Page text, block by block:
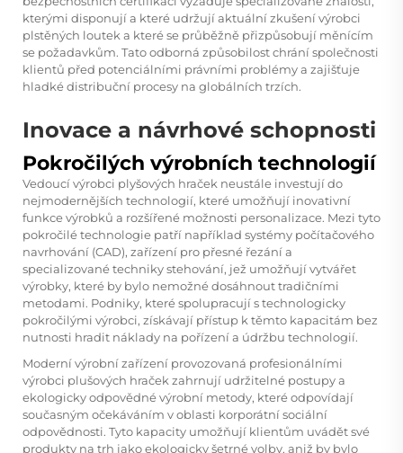
kterými disponují a které udržují aktuální zkušenívýrobci
plstěných loutek a které se průběžně přizpůsobují měnícím
se požadavkům. Tato odborná způsobilost chrání společnosti
klientů před potenciálními právními problémy a zajišťuje
hladké distribuční procesy na globálních trzích.
Inovace a návrhové schopnosti
Pokročilých výrobních technologií
Vedoucí výrobci plyšových hraček neustále investují do
nejmodernějších technologií, které umožňují inovativní
funkce výrobků a rozšířené možnosti personalizace. Mezi tyto
pokročilé technologie patří například systémy počítačového
navrhování (CAD), zařízení pro přesné řezání a
specializované techniky stehování, jež umožňují vytvářet
výrobky, které by bylo nemožné dosáhnout tradičními
metodami. Podniky, které spolupracují s technologicky
pokročilými výrobci, získávají přístup k těmto kapacitám bez
nutnosti hradit náklady na pořízení a údržbu technologií.
Moderní výrobní zařízení provozovaná profesionálními
výrobci plušových hraček zahrnují udržitelné postupy a
ekologicky odpovědné výrobní metody, které odpovídají
současným očekáváním v oblasti korporátní sociální
odpovědnosti. Tyto kapacity umožňují klientům uvádět své
produkty na trh jako ekologicky šetrné volby, aniž by bylo